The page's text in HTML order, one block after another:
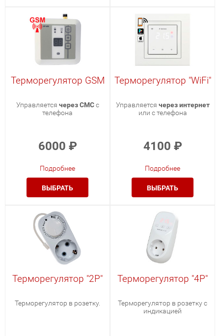
Терморегулятор GSM
Управляется через СМСс
телефона
6000 ₽
Подробнее
ВЫБРАТЬ
Терморегулятор "WiFi"
Управляется через интернет
или с телефона
4100 ₽
Подробнее
ВЫБРАТЬ
Терморегулятор "2Р"
Терморегулятор в розетку.
Терморегулятор "4Р"
Терморегулятор в розетку с
индикацией